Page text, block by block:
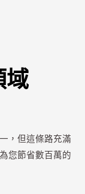
域
，但這條路充滿
您節省數百萬的